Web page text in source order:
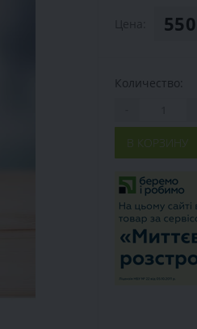
Количество:
В КОРЗИНУ